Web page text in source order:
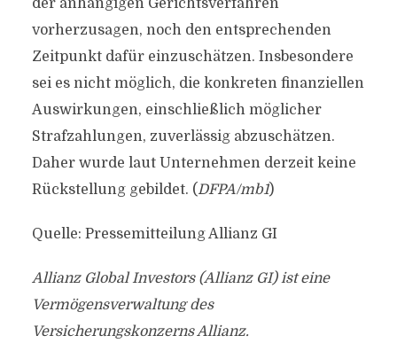
der anhängigen Gerichtsverfahren
vorherzusagen, noch den entsprechenden
Zeitpunkt dafür einzuschätzen. Insbesondere
sei es nicht möglich, die konkreten finanziellen
Auswirkungen, einschließlich möglicher
Strafzahlungen, zuverlässig abzuschätzen.
Daher wurde laut Unternehmen derzeit keine
Rückstellung gebildet. (DFPA/mb1)
Quelle: Pressemitteilung Allianz GI
Allianz Global Investors (Allianz GI) ist eine
Vermögensverwaltung des
Versicherungskonzerns Allianz.